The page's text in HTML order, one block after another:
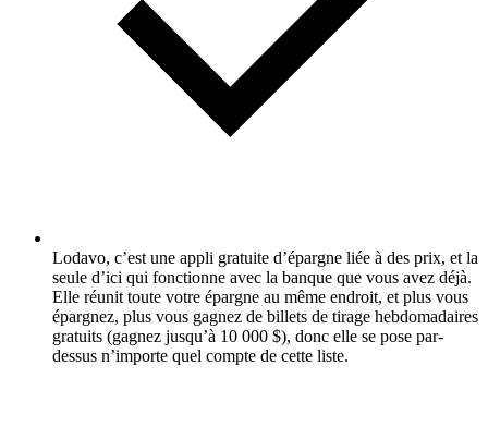
Lodavo, c’est une appli gratuite d’épargne liée à des prix, et la
seule d’ici qui fonctionne avec la banque que vous avez déjà.
Elle réunit toute votre épargne au même endroit, et plus vous
épargnez, plus vous gagnez de billets de tirage hebdomadaires
gratuits (gagnez jusqu’à 10 000 $), donc elle se pose par-
dessus n’importe quel compte de cette liste.